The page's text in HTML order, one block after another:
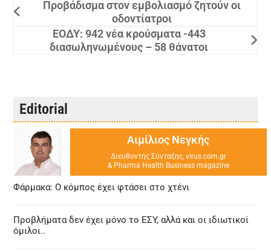
Προβάδισμα στον εμβολιασμό ζητούν οι
οδοντίατροι
ΕΟΔΥ: 942 νέα κρούσματα -443
διασωληνωμένους – 58 θάνατοι
Editorial
Αιμίλιος Νεγκής
Διευθυντής Σύνταξης, virus.com.gr
& Pharma Health Business magazine
Φάρμακα: Ο κόμπος έχει φτάσει στο χτένι
Προβλήματα δεν έχει μόνο το ΕΣΥ, αλλά και οι ιδιωτικοί
όμιλοι..